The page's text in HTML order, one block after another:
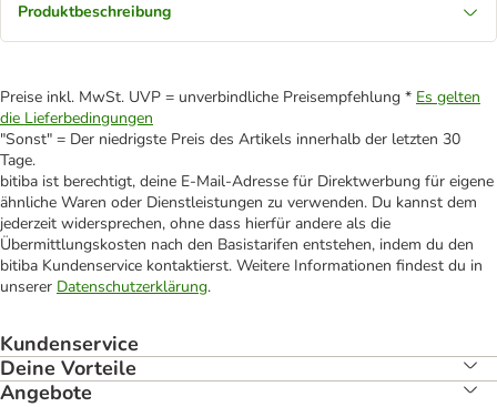
Produktbeschreibung
Preise inkl. MwSt. UVP = unverbindliche Preisempfehlung * Es gelten
die Lieferbedingungen
"Sonst" = Der niedrigste Preis des Artikels innerhalb der letzten 30
Tage.
bitiba ist berechtigt, deine E-Mail-Adresse für Direktwerbung für eigene
ähnliche Waren oder Dienstleistungen zu verwenden. Du kannst dem
jederzeit widersprechen, ohne dass hierfür andere als die
Übermittlungskosten nach den Basistarifen entstehen, indem du den
bitiba Kundenservice kontaktierst. Weitere Informationen findest du in
unserer Datenschutzerklärung.
Kundenservice
Deine Vorteile
Angebote